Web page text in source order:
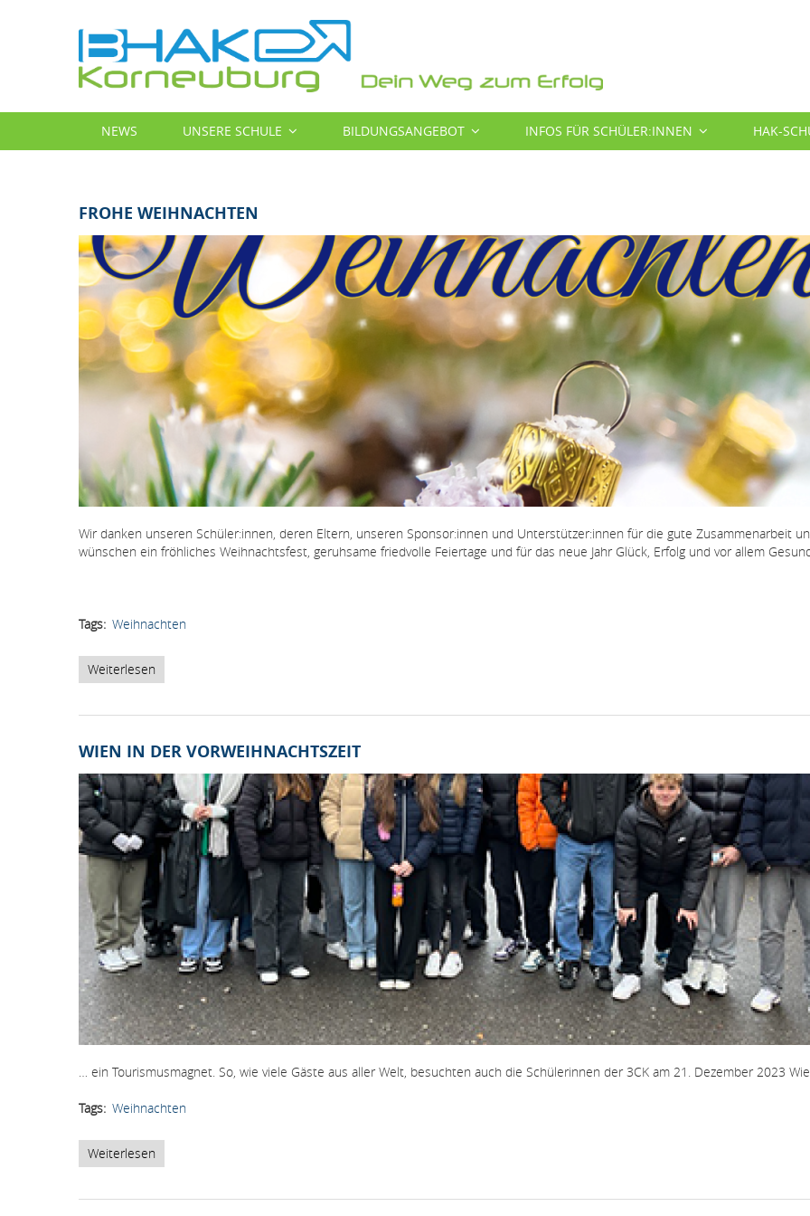
MAIN
NAVIGATION
NEWS UNSERE SCHULE BILDUNGSANGEBOT INFOS FÜR SCHÜLER:INNEN HAK-
FROHE WEIHNACHTEN
Wir danken unseren Schüler:innen, deren Eltern, unseren Sponsor:innen und Unterstützer:innen für die gute Zusammenarbeit
wünschen ein fröhliches Weihnachtsfest, geruhsame friedvolle Feiertage und für das neue Jahr Glück, Erfolg und vor allem
Tags Weihnachten
Weiterlesen
Frohe
WIEN IN DER VORWEIHNACHTSZEIT
… ein Tourismusmagnet. So, wie viele Gäste aus aller Welt, besuchten auch die Schülerinnen der 3CK am 21. Dezember 2023
Tags Weihnachten
Weiterlesen
Wien